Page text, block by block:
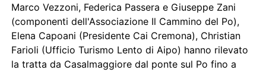
Marco Vezzoni, Federica Passera e Giuseppe Zani
(componenti dell'Associazione Il Cammino del Po),
Elena Capoani (Presidente Cai Cremona), Christian
Farioli (Ufficio Turismo Lento di Aipo) hanno rilevato
la tratta da Casalmaggiore dal ponte sul Po fino a